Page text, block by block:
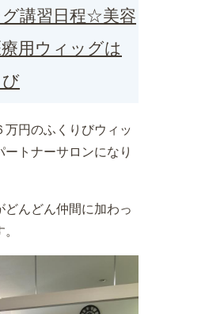
講習日程☆美容
用ウィッグは
万円のふくりびウィッ
ートナーサロンになり
どんどん仲間に加わっ